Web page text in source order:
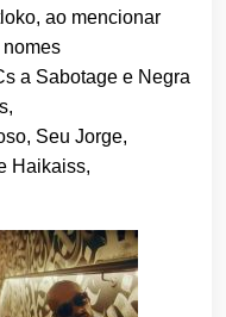
ao mencionar
a Sabotage e Negra
Seu Jorge,
Haikaiss,